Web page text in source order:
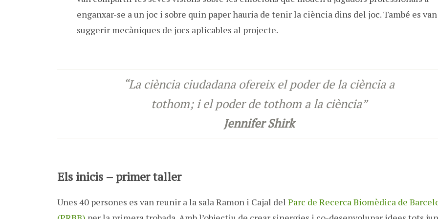
enganxar-se a un joc i sobre quin paper hauria de tenir la ciència dins del joc. També es van
suggerir mecàniques de jocs aplicables al projecte.
“La ciència ciudadana ofereix el poder de la ciència a
tothom; i el poder de tothom a la ciència”
Jennifer Shirk
Els inicis – primer taller
Unes 40 persones es van reunir a la sala Ramon i Cajal del Parc de Recerca Biomèdica de